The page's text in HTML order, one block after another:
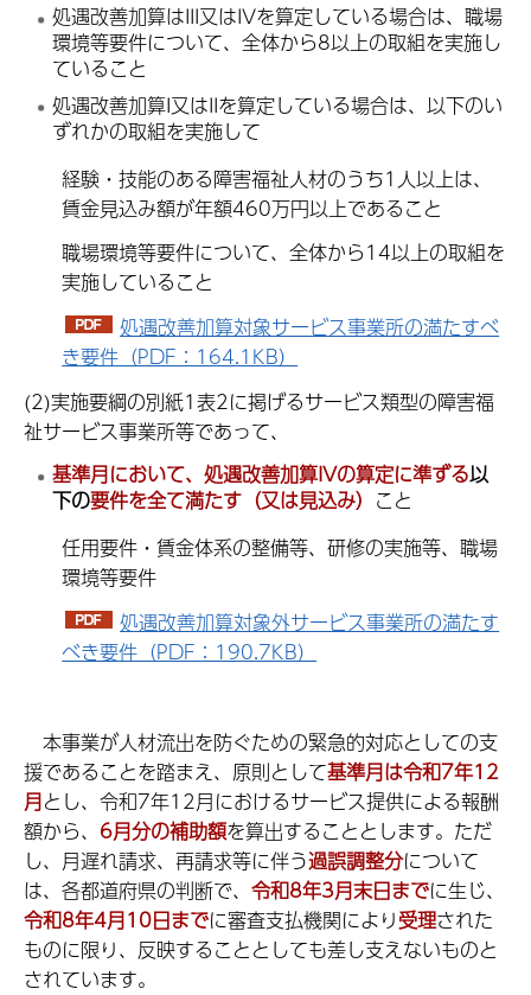
処遇改善加算はIII又はIVを算定している場合は、職場
環境等要件について、全体から8以上の取組を実施し
ていること
処遇改善加算I又はIIを算定している場合は、以下のい
ずれかの取組を実施して
経験・技能のある障害福祉人材のうち1人以上は、
賃金見込み額が年額460万円以上であること
職場環境等要件について、全体から14以上の取組を
実施していること
処遇改善加算対象サービス事業所の満たすべ
き要件（PDF：164.1KB）
(2)実施要綱の別紙1表2に掲げるサービス類型の障害福
祉サービス事業所等であって、
基準月において、処遇改善加算IVの算定に準ずる以
下の要件を全て満たす （又は見込み） こと
任用要件・賃金体系の整備等、研修の実施等、職場
環境等要件
処遇改善加算対象外サービス事業所の満たす
べき要件（PDF：190.7KB）
本事業が人材流出を防ぐための緊急的対応としての支
援であることを踏まえ、原則として基準月は令和7年12
月とし、令和7年12月におけるサービス提供による報酬
額から、 6月分の補助額を算出することとします。ただ
し、月遅れ請求、再請求等に伴う過誤調整分について
は、各都道府県の判断で、 令和8年3月末日までに生じ、
令和8年4月10日までに審査支払機関により受理された
ものに限り、反映することとしても差し支えないものと
されています。